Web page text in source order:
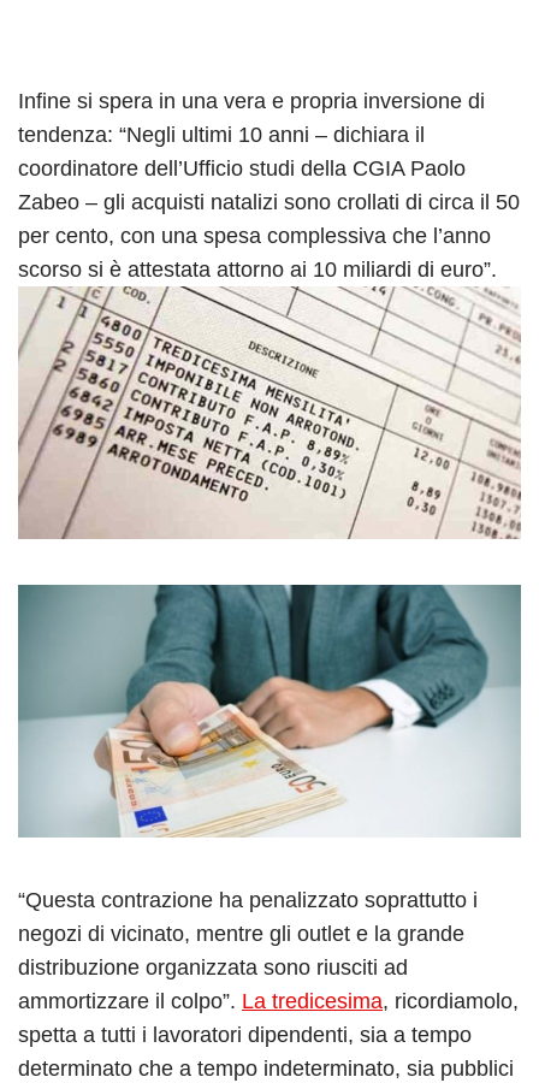
Infine si spera in una vera e propria inversione di
tendenza: “Negli ultimi 10 anni – dichiara il
coordinatore dell’Ufficio studi della CGIA Paolo
Zabeo – gli acquisti natalizi sono crollati di circa il 50
per cento, con una spesa complessiva che l’anno
scorso si è attestata attorno ai 10 miliardi di euro”.
“Questa contrazione ha penalizzato soprattutto i
negozi di vicinato, mentre gli outlet e la grande
distribuzione organizzata sono riusciti ad
ammortizzare il colpo”. La tredicesima, ricordiamolo,
spetta a tutti i lavoratori dipendenti, sia a tempo
determinato che a tempo indeterminato, sia pubblici